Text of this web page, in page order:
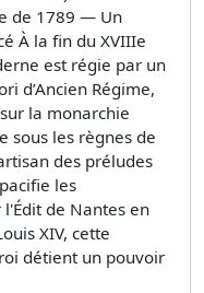
de 1789 — Un
À la fin du XVIIIe
est régie par un
d’Ancien Régime,
la monarchie
sous les règnes de
des préludes
les
de Nantes en
XIV, cette
détient un pouvoir